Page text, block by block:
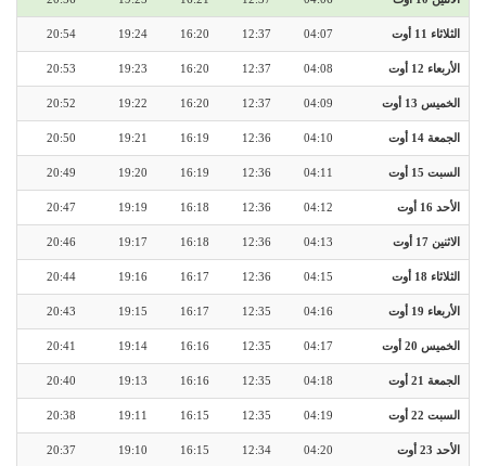
الثلاثاء 11 أوت 04:07
12:37
16:20
19:24
20:54
الأربعاء 12 أوت 04:08
12:37
16:20
19:23
20:53
الخميس 13 أوت 04:09
12:37
16:20
19:22
20:52
الجمعة 14 أوت 04:10
12:36
16:19
19:21
20:50
السبت 15 أوت 04:11
12:36
16:19
19:20
20:49
الأحد 16 أوت 04:12
12:36
16:18
19:19
20:47
الاثنين 17 أوت 04:13
12:36
16:18
19:17
20:46
الثلاثاء 18 أوت 04:15
12:36
16:17
19:16
20:44
الأربعاء 19 أوت 04:16
12:35
16:17
19:15
20:43
الخميس 20 أوت 04:17
12:35
16:16
19:14
20:41
الجمعة 21 أوت 04:18
12:35
16:16
19:13
20:40
السبت 22 أوت 04:19
12:35
16:15
19:11
20:38
الأحد 23 أوت 04:20
12:34
16:15
19:10
20:37